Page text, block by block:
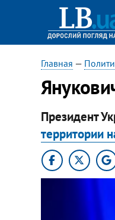
Главная —
Президент
территории